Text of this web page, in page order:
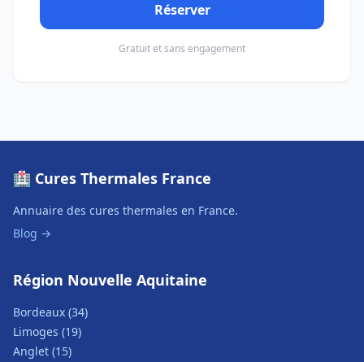
Réserver
Gratuit et sans engagement
🏥 Cures Thermales France
Annuaire des cures thermales en France.
Blog →
Région Nouvelle Aquitaine
Bordeaux (34)
Limoges (19)
Anglet (15)